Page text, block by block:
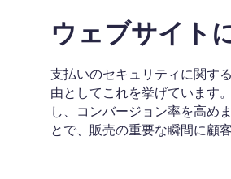
ウェブサイト
支払いのセキュリティに関す
由としてこれを挙げています
し、コンバージョン率を高
とで、販売の重要な瞬間に顧